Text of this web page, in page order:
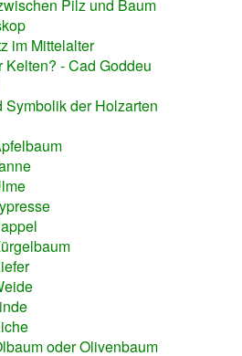
Pilz und Baum
im Mittelalter
Kelten? - Cad Goddeu
Symbolik der Holzarten
oder Olivenbaum